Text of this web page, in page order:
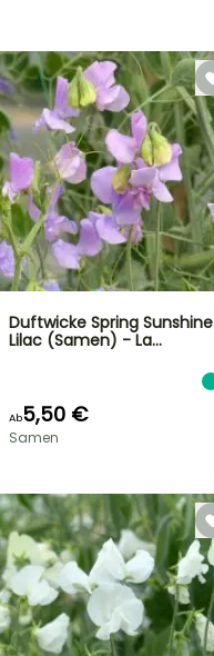
Duftwicke Spring Sunshine
Lilac (Samen) - La…
Ab5,50 €
Samen